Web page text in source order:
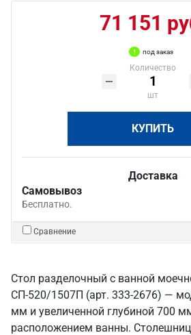
71 151
под заказ
Количество
шт
КУПИТЬ
Доставка
Самовывоз
Бесплатно.
Сравнение
Стол разделочный с ванной
СП-520/1507П (арт. 333-2676) —
мм и увеличенной глубиной 700
расположением ванны.